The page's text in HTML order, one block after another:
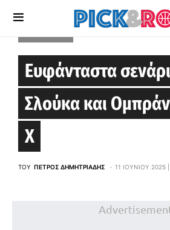
Ευφάνταστα
Σλούκα και
X
ΤΟΥ ΠΈΤΡΟΣ ΔΗΜΗΤΡΙΆΔΗΣ 11 ΙΟΥΝΊΟΥ 2025